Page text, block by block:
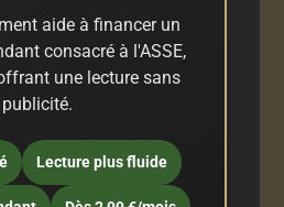
aide à financer un
consacré à l'ASSE,
une lecture sans
publicité.
Lecture plus fluide